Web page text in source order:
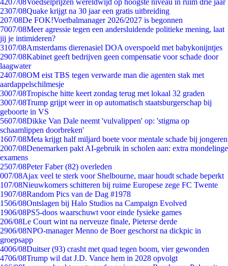
4207/08Voedselprijzen wereldwijd op hoogste niveau in ruim drie jaar
2307/08Quake krijgt na 30 jaar een gratis uitbreiding
207/08De FOK!Voetbalmanager 2026/2027 is begonnen
7007/08Meer agressie tegen een andersluidende politieke mening, laat
jij je intimideren?
3107/08Amsterdams dierenasiel DOA overspoeld met babykonijntjes
2907/08Kabinet geeft bedrijven geen compensatie voor schade door
laagwater
2407/08OM eist TBS tegen verwarde man die agenten stak met
aardappelschilmesje
3007/08Tropische hitte keert zondag terug met lokaal 32 graden
3007/08Trump grijpt weer in op automatisch staatsburgerschap bij
geboorte in VS
5607/08Dikke Van Dale neemt 'vulvalippen' op: 'stigma op
schaamlippen doorbreken'
1607/08Meta krijgt half miljard boete voor mentale schade bij jongeren
2007/08Denemarken pakt AI-gebruik in scholen aan: extra mondelinge
examens
2507/08Peter Faber (82) overleden
007/08Ajax veel te sterk voor Shelbourne, maar houdt schade beperkt
107/08Nieuwkomers schitteren bij ruime Europese zege FC Twente
1907/08Random Pics van de Dag #1978
1506/08Ontslagen bij Halo Studios na Campaign Evolved
1906/08PS5-doos waarschuwt voor einde fysieke games
206/08Le Court wint na nerveuze finale, Pieterse derde
2906/08NPO-manager Menno de Boer geschorst na dickpic in
groepsapp
4006/08Duitser (93) crasht met quad tegen boom, vier gewonden
4706/08Trump wil dat J.D. Vance hem in 2028 opvolgt